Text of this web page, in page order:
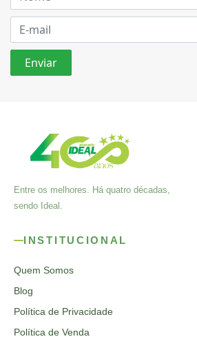
Entre os melhores. Há quatro décadas,
sendo Ideal.
INSTITUCIONAL
Quem Somos
Blog
Política de Privacidade
Política de Venda